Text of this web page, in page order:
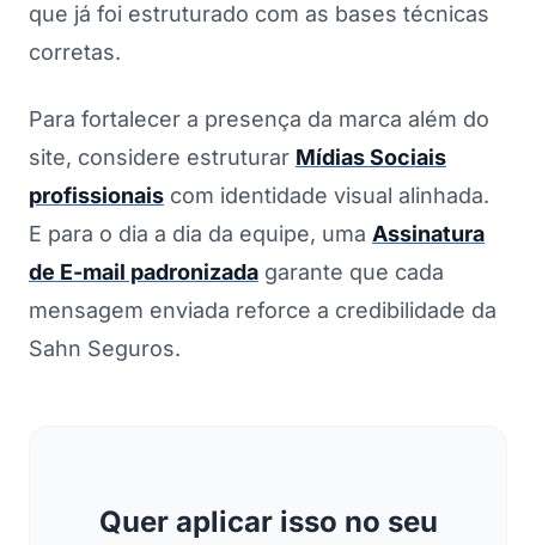
que já foi estruturado com as bases técnicas
corretas.
Para fortalecer a presença da marca além do
site, considere estruturar Mídias Sociais
profissionais com identidade visual alinhada.
E para o dia a dia da equipe, uma Assinatura
de E-mail padronizada garante que cada
mensagem enviada reforce a credibilidade da
Sahn Seguros.
Quer aplicar isso no seu